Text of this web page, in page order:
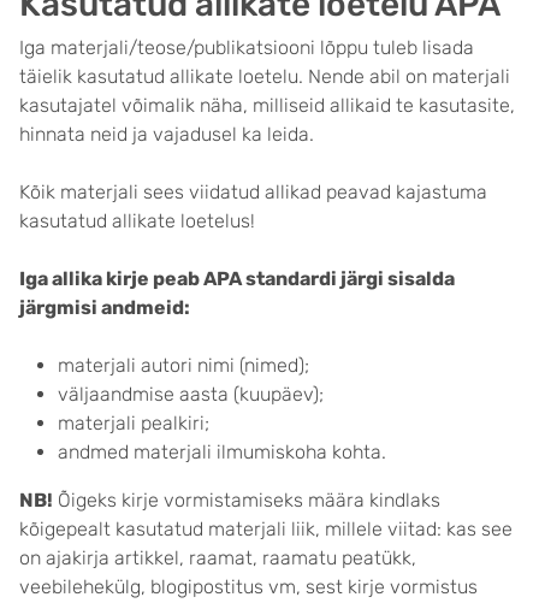
Iga materjali/teose/publikatsiooni lõppu tuleb lisada
täielik kasutatud allikate loetelu. Nende abil on materjali
kasutajatel võimalik näha, milliseid allikaid te kasutasite,
hinnata neid ja vajadusel ka leida.
Kõik materjali sees viidatud allikad peavad kajastuma
kasutatud allikate loetelus!
Iga allika kirje peab APA standardi järgi sisalda
järgmisi andmeid:
materjali autori nimi (nimed);
väljaandmise aasta (kuupäev);
materjali pealkiri;
andmed materjali ilmumiskoha kohta.
NB! Õigeks kirje vormistamiseks määra kindlaks
kõigepealt kasutatud materjali liik, millele viitad: kas see
on ajakirja artikkel, raamat, raamatu peatükk,
veebilehekülg, blogipostitus vm, sest kirje vormistus